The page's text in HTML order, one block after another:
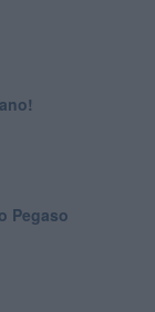
Pegaso